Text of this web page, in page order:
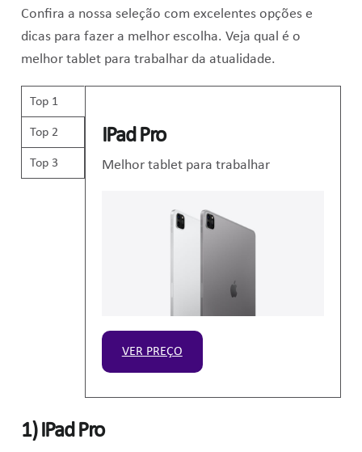
Confira a nossa seleção com excelentes opções e
dicas para fazer a melhor escolha. Veja qual é o
melhor tablet para trabalhar da atualidade.
Top 1
Top 2
Top 3
IPad Pro
Melhor tablet para trabalhar
VER PREÇO
1) IPad Pro